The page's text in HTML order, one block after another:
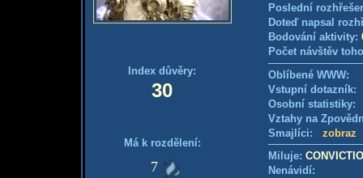
Index důvěry:
30
Má k rozdělení:
7
Poslední
Doteď napsal
Bodování aktivity:
Počet návštěv
Oblíbené WWW:
Vstupní
Osobní
Vztahy na
Smajlíci: zobraz
Miluje:
Nenávidí: